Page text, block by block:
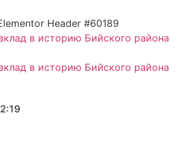
в историю Бийского района
в историю Бийского района